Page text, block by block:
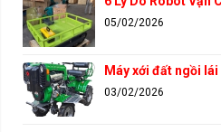
05/02/2026
Máy xới đất ngồi
03/02/2026